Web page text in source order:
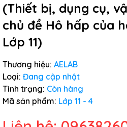
(Thiết bị, dụng cụ,
chủ đề Hô hấp của
Lớp 11)
Thương hiệu: AELAB
Loại: Đang cập nhật
Tình trạng: Còn hàng
Mã sản phẩm: Lớp 11 - 4